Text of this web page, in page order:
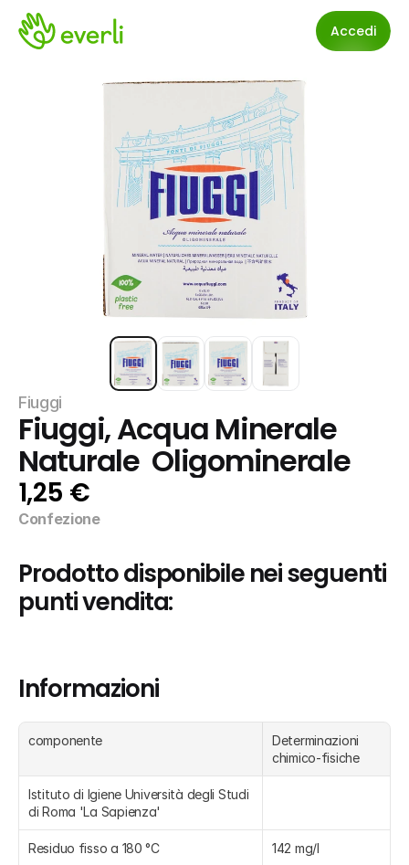
Accedi
Fiuggi
Fiuggi, Acqua Minerale
Naturale  Oligominerale
1,25 €
Confezione
Prodotto disponibile nei seguenti
punti vendita:
Informazioni
componente
Determinazioni
chimico-fisiche
Istituto di Igiene Università degli Studi
di Roma 'La Sapienza'
Residuo fisso a 180 °C 142 mg/l